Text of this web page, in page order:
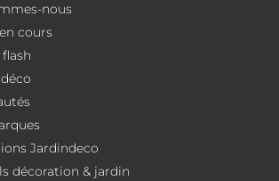
nous
cours
Jardindeco
décoration & jardin